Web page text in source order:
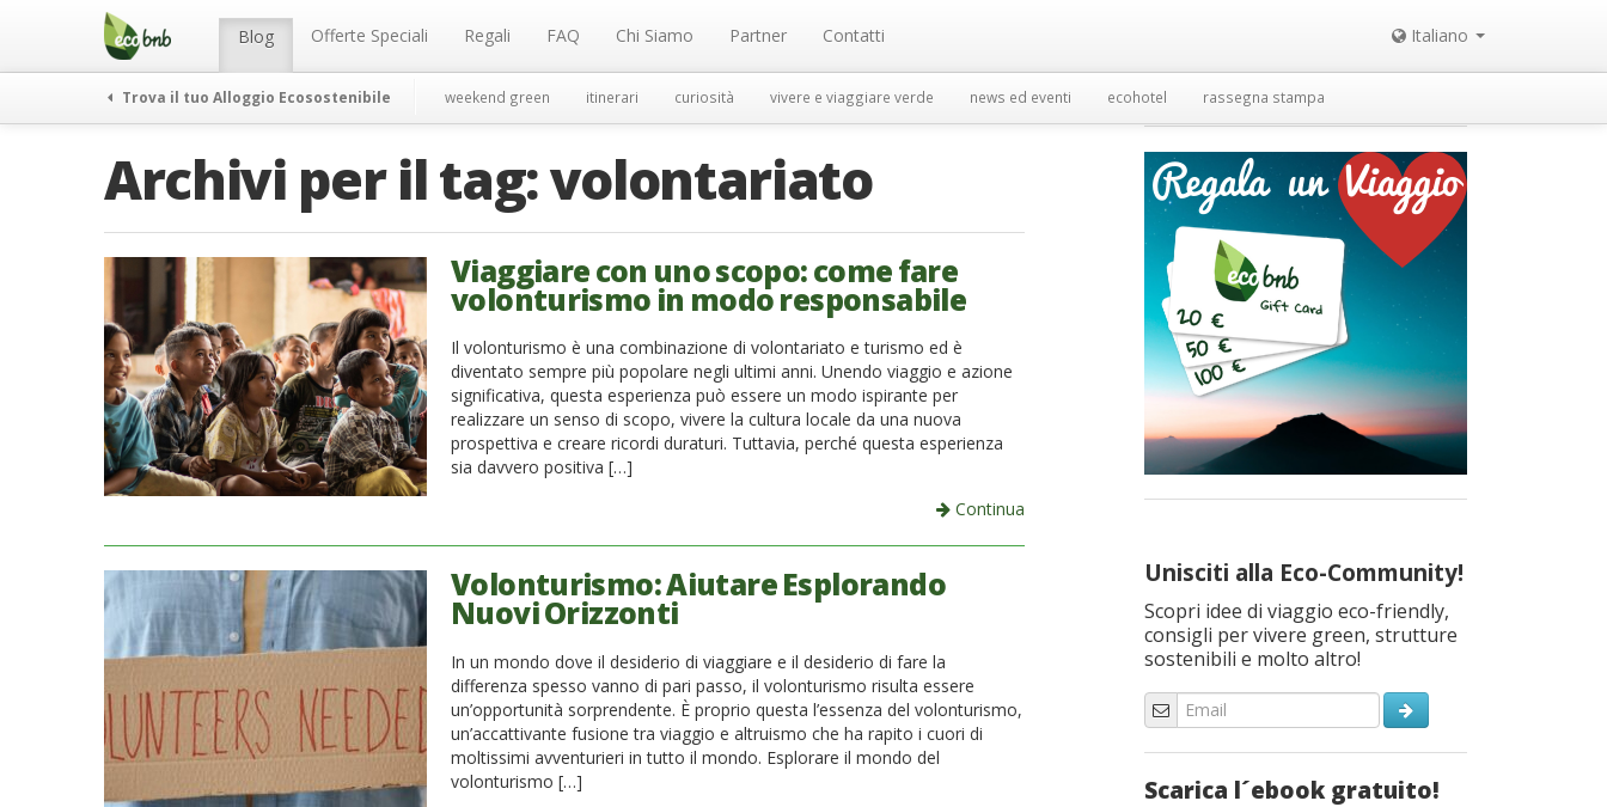
Menu Blog Offerte Speciali Regali FAQ Chi Siamo Partner Contatti Italiano
Trova il tuo Alloggio Ecosostenibile weekend green itinerari curiosità vivere e viaggiare verde news ed eventi ecohotel rassegna stampa
Archivi per il tag:volontariato
Viaggiare con uno scopo: come fare
volonturismo in modo responsabile
Il volonturismo è una combinazione di volontariato e turismo ed è
diventato sempre più popolare negli ultimi anni. Unendo viaggio e azione
significativa, questa esperienza può essere un modo ispirante per
realizzare un senso di scopo, vivere la cultura locale da una nuova
prospettiva e creare ricordi duraturi. Tuttavia, perché questa esperienza
sia davvero positiva […]
Continua
Volonturismo: Aiutare Esplorando
Nuovi Orizzonti
In un mondo dove il desiderio di viaggiare e il desiderio di fare la
differenza spesso vanno di pari passo, il volonturismo risulta essere
un’opportunità sorprendente. È proprio questa l’essenza del volonturismo,
un’accattivante fusione tra viaggio e altruismo che ha rapito i cuori di
moltissimi avventurieri in tutto il mondo. Esplorare il mondo del
volonturismo […]
Unisciti alla Eco-Community!
Scopri idee di viaggio eco-friendly,
consigli per vivere green, strutture
sostenibili e molto altro!
Scarica l´ebook gratuito!